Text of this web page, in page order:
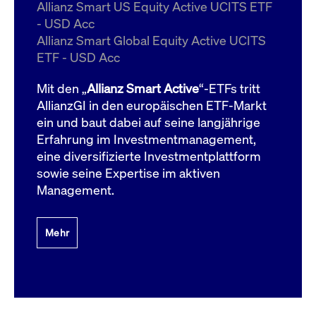
Allianz Smart US Equity Active UCITS ETF
- USD Acc
Allianz Smart Global Equity Active UCITS
ETF - USD Acc
Mit den „Allianz Smart Active“-ETFs tritt
AllianzGI in den europäischen ETF-Markt
ein und baut dabei auf seine langjährige
Erfahrung im Investmentmanagement,
eine diversifizierte Investmentplattform
sowie seine Expertise im aktiven
Management.
Mehr
ApplicationGatewayAffinityCORS
boerse.com
Domain
bis